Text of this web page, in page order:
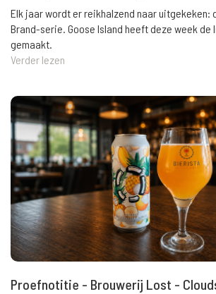
Elk jaar wordt er reikhalzend naar uitgekeken:
Brand-serie. Goose Island heeft deze week de
gemaakt.
Verder lezen
Proefnotitie - Brouwerij Lost -